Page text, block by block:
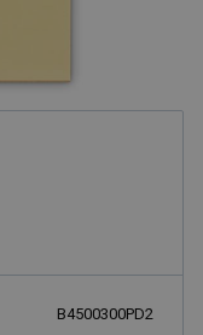
B4500300PD2